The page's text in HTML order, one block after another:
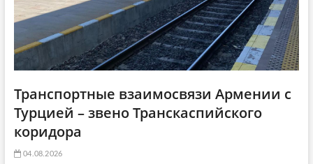
Транспортные взаимосвязи Армении с
Турцией – звено Транскаспийского
коридора
04.08.2026